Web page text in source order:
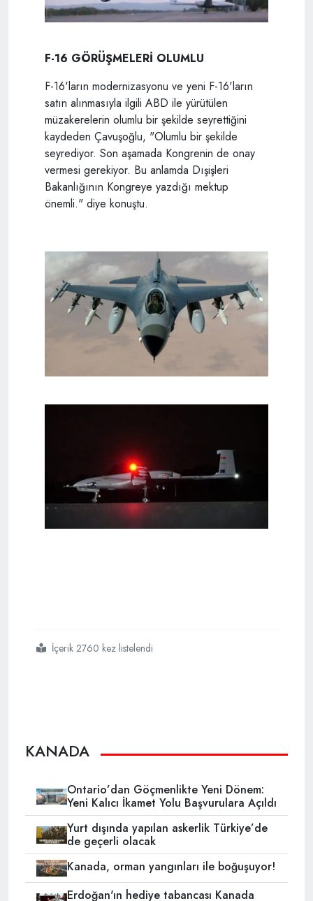
F-16 GÖRÜŞMELERİ OLUMLU
F-16'ların modernizasyonu ve yeni F-16'ların
satın alınmasıyla ilgili ABD ile yürütülen
müzakerelerin olumlu bir şekilde seyrettiğini
kaydeden Çavuşoğlu, "Olumlu bir şekilde
seyrediyor. Son aşamada Kongrenin de onay
vermesi gerekiyor. Bu anlamda Dışişleri
Bakanlığının Kongreye yazdığı mektup
önemli." diye konuştu.
#kanadanın
#türkiyeye
#uyguladığı
#savunma
#sanayi
#ambargoları
#kalkıyorİçerik 2760 kez listelendi
KANADA
Ontario’dan Göçmenlikte Yeni Dönem:
Yeni Kalıcı İkamet Yolu Başvurulara Açıldı
Yurt dışında yapılan askerlik Türkiye’de
de geçerli olacak
Kanada, orman yangınları ile boğuşuyor!
Erdoğan'ın hediye tabancası Kanada